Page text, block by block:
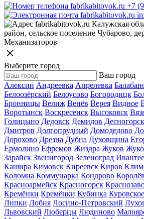
+7
Калужская
район, сельское поселение Чубарово,
Механизаторов
Выберите город
Ваш город
Алексин Андреевка Апрелевка
Белоозёрский Белоусово Богородицк
Бронницы Велиж Венёв Верея Видное
Воротынск Воскресенск Высоковск
Голицыно Дедовск Демидов Десногорск
Дмитров Долгопрудный Домодедово
Дорохово Дрезна Дубна Духовщина
Ермолино Ефремов Жиздра Жуков
Зарайск Звенигород Зеленоград
Кашира Кимовск Киреевск Киров
Коломна Коммунарка Кондрово Королёв
Красноармейск Красногорск
Кремёнки Кремёнки Кубинка Куровское
Липки Лобня Лосино-Петровский
Львовский Люберцы Людиново